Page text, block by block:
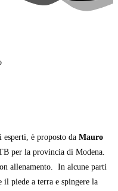
è proposto da Mauro
per la provincia di Modena.
allenamento. In alcune parti
il piede a terra e spingere la